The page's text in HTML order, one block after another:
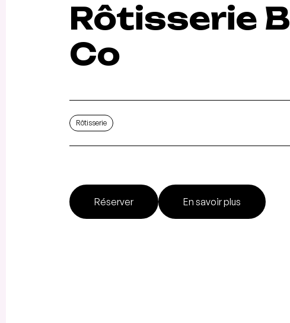
Rôtisserie
Co
Rôtisserie
Réserver En savoir plus